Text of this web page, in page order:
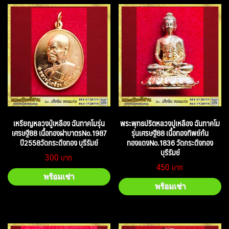
เหรียญหลวงปู่เหลือง ฉันทาคโมรุ่น
เศรษฐี88 เนื้อทองฝาบาตรNo.1987
ปี2558วัดกระดึงทอง บุรีรัมย์
300
พร้อมเช่า
พระพุทธปริตหลวงปูเหลือง ฉันทาคโม
รุ่นเศรษฐี88 เนื้อทองทิพย์ก้น
ทองแดงNo.1836 วัดกระดึงทอง
บุรีรัมย์
450
พร้อมเช่า